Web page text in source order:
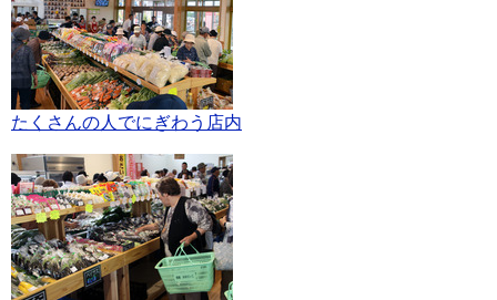
たくさんの人でにぎわう店内